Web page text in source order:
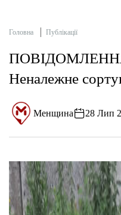
Головна Публікації
Неналежне
Менщина 28 Лип